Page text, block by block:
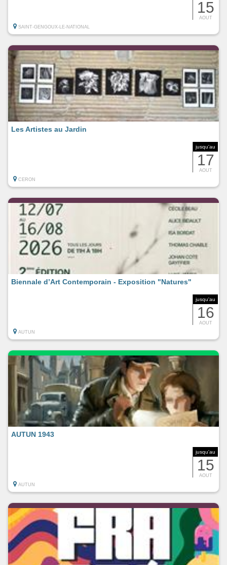
15
AOUT
SAINT-GENGOUX-LE-NATIONAL
jusqu'au
17
AOUT
Les Artistes au Jardin
CERON
jusqu'au
16
AOUT
Biennale d’Art Contemporain - Exposition "Natures"
AUTUN
jusqu'au
15
AOUT
AUTUN 1943
AUTUN